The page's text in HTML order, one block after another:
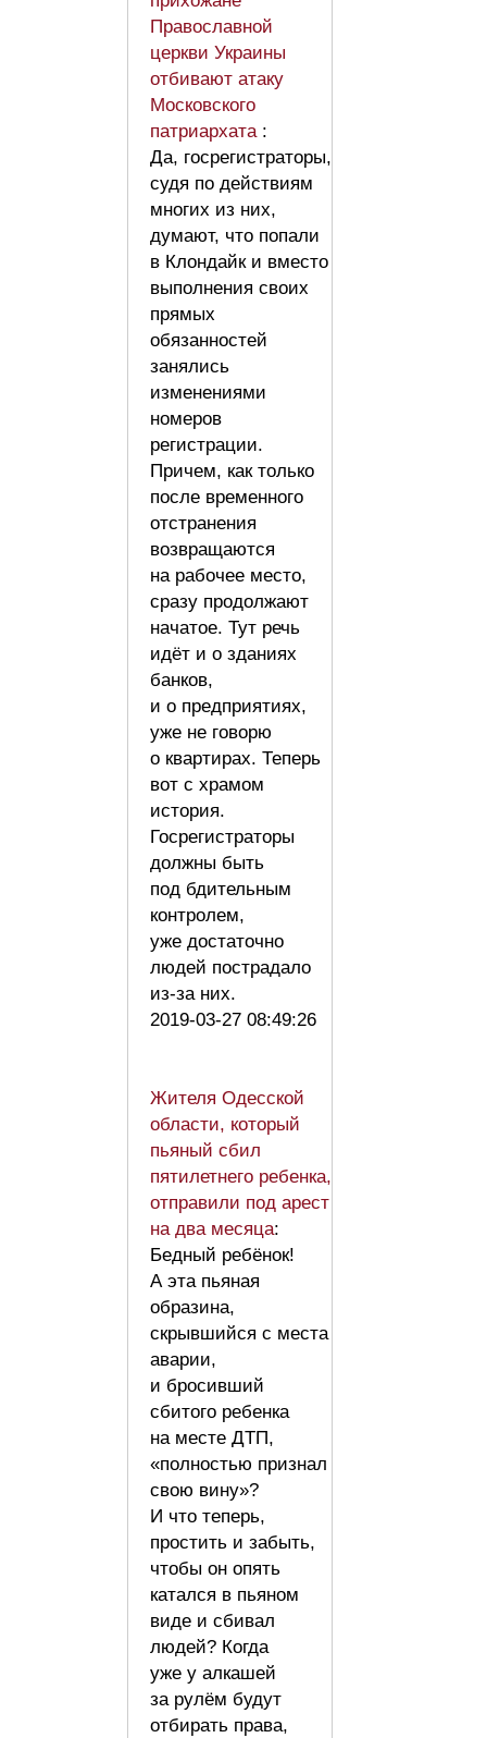
Православной
церкви Украины
отбивают атаку
Московского
патриархата :
Да, госрегистраторы,
судя по действиям
многих из них,
думают, что попали
в Клондайк и вместо
выполнения своих
прямых
обязанностей
занялись
изменениями
номеров
регистрации.
Причем, как только
после временного
отстранения
возвращаются
на рабочее место,
сразу продолжают
начатое. Тут речь
идёт и о зданиях
банков,
и о предприятиях,
уже не говорю
о квартирах. Теперь
вот с храмом
история.
Госрегистраторы
должны быть
под бдительным
контролем,
уже достаточно
людей пострадало
из-за них.
2019-03-27 08:49:26
Жителя Одесской
области, который
пьяный сбил
пятилетнего ребенка,
отправили под арест
на два месяца:
Бедный ребёнок!
А эта пьяная
образина,
скрывшийся с места
аварии,
и бросивший
сбитого ребенка
на месте ДТП,
«полностью признал
свою вину»?
И что теперь,
простить и забыть,
чтобы он опять
катался в пьяном
виде и сбивал
людей? Когда
уже у алкашей
за рулём будут
отбирать права,